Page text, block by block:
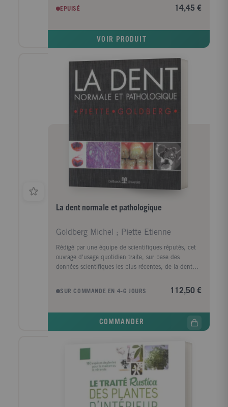
plus relaxants, à la maison comme au bureau. Dans
ce livre, Gynelle Leon, spécialiste des cactées et des
s'épanouir : avec un index qui répertorie toutes les
merveilleuses, mais aussi des conseils simples pour
savoir choisir, soigner et mettre en scène votre plante.
Pour un effet maximum !
EPUISÉ 14,45 €
VOIR PRODUIT
La dent normale et pathologique
Goldberg Michel ; Piette Etienne
Rédigé par une équipe de scientifiques réputés, cet
ouvrage d'usage quotidien traite, sur base des
données scientifiques les plus récentes, de la dent
L'histoire de la dent " normale " est étudiée, de
manière claire et concise, depuis son développement
l'émail, les dentines, les céments et le complexe
elle, est systématiquement décrite, sur base d'un
texte exhaustif et didactique, enrichi de très
nombreuses illustrations en couleurs, en commençant
par la carie, puis la pulpite et la nécrose pulpaire, la
parodontite apicale, les infections à distance, les
anomalies et malformations multiples possibles, avant
d'envisager enfin le domaine complexe et mal connu
SUR COMMANDE EN 4-6 JOURS 112,50 €
COMMANDER